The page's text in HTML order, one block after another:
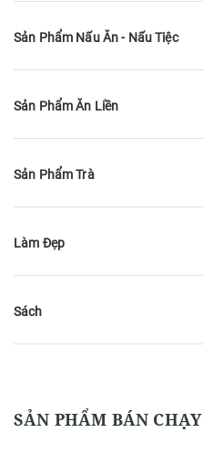
Sản Phẩm Nấu Ăn - Nấu Tiệc
Sản Phẩm Ăn Liền
Sản Phẩm Trà
Làm Đẹp
Sách
SẢN PHẨM BÁN CHẠY